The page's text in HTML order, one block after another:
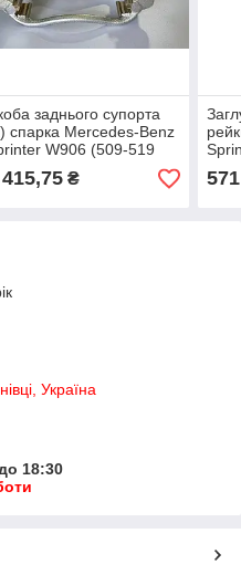
заднього супорта
спарка Mercedes-Benz
W906 (509-519
- VW Crafter 50 -
₴
691
Україна
18:30